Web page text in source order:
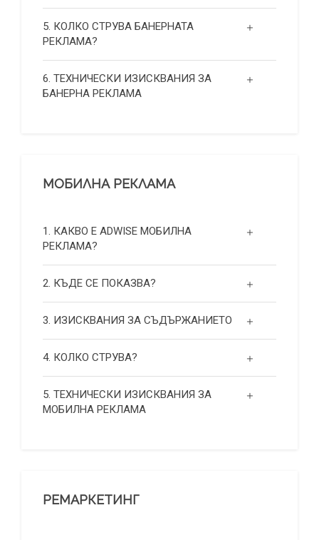
5. КОЛКО СТРУВА БАНЕРНАТА
РЕКЛАМА?
6. ТЕХНИЧЕСКИ ИЗИСКВАНИЯ ЗА
БАНЕРНА РЕКЛАМА
МОБИЛНА РЕКЛАМА
1. КАКВО Е ADWISE МОБИЛНА
РЕКЛАМА?
2. КЪДЕ СЕ ПОКАЗВА?
3. ИЗИСКВАНИЯ ЗА СЪДЪРЖАНИЕТО
4. КОЛКО СТРУВА?
5. ТЕХНИЧЕСКИ ИЗИСКВАНИЯ ЗА
МОБИЛНА РЕКЛАМА
РЕМАРКЕТИНГ